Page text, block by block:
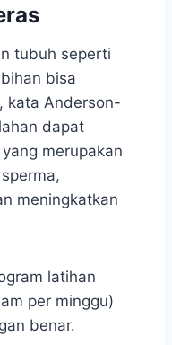
tubuh seperti
bisa
kata Anderson-
dapat
merupakan
meningkatkan
latihan
per minggu)
benar.